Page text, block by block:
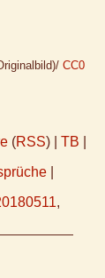
CC0
(RSS) | TB
,